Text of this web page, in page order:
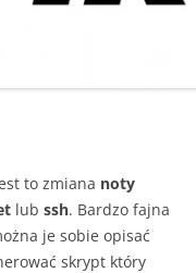
to zmiana noty
lub ssh. Bardzo fajna
je sobie opisać
skrypt który